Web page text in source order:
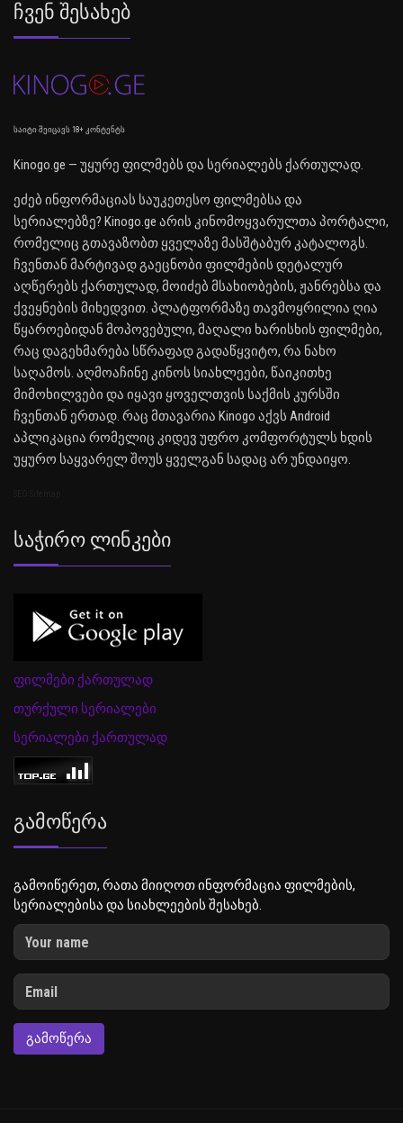
Ჩვენ Შესახებ
საიტი შეიცავს 18+ კონტენტს
Kinogo.ge — უყურე ფილმებს და სერიალებს ქართულად.
ეძებ ინფორმაციას საუკეთესო ფილმებსა და
სერიალებზე? Kinogo.ge არის კინომოყვარულთა პორტალი,
რომელიც გთავაზობთ ყველაზე მასშტაბურ კატალოგს.
ჩვენთან მარტივად გაეცნობი ფილმების დეტალურ
აღწერებს ქართულად, მოიძებ მსახიობების, ჟანრებსა და
ქვეყნების მიხედვით. პლატფორმაზე თავმოყრილია ღია
წყაროებიდან მოპოვებული, მაღალი ხარისხის ფილმები,
რაც დაგეხმარება სწრაფად გადაწყვიტო, რა ნახო
საღამოს. აღმოაჩინე კინოს სიახლეები, წაიკითხე
მიმოხილვები და იყავი ყოველთვის საქმის კურსში
ჩვენთან ერთად. რაც მთავარია Kinogo აქვს Android
აპლიკაცია რომელიც კიდევ უფრო კომფორტულს ხდის
უყურო საყვარელ შოუს ყველგან სადაც არ უნდაიყო.
Საჭირო Ლინკები
ფილმები ქართულად
თურქული სერიალები
სერიალები ქართულად
Გამოწერა
გამოიწერეთ, რათა მიიღოთ ინფორმაცია ფილმების,
სერიალებისა და სიახლეების შესახებ.
ᲒᲐᲛᲝᲬᲔᲠᲐ